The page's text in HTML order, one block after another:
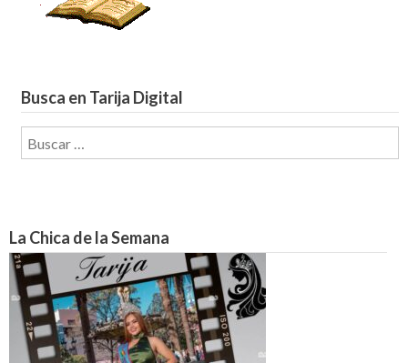
Busca en Tarija Digital
Buscar:
La Chica de la Semana